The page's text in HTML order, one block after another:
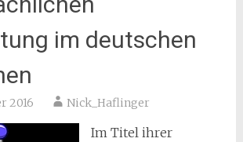
im deutschen
2016 Nick_Haflinger
Im Titel ihrer